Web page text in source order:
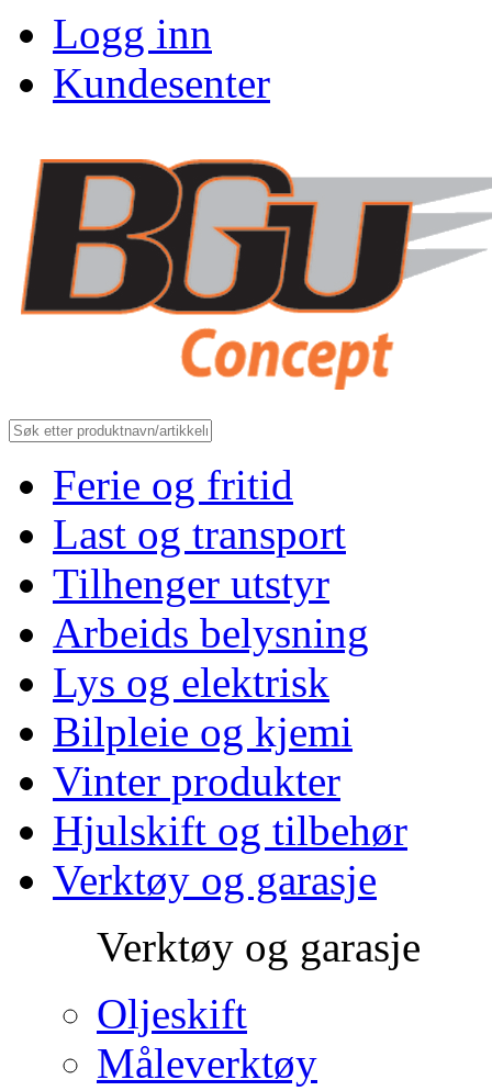
Logg inn
Kundesenter
Ferie og fritid
Last og transport
Tilhenger utstyr
Arbeids belysning
Lys og elektrisk
Bilpleie og kjemi
Vinter produkter
Hjulskift og tilbehør
Verktøy og garasje
Verktøy og garasje
Oljeskift
Måleverktøy